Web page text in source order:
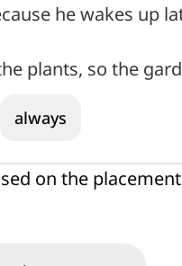
he wakes up
plants, so the
always
on the